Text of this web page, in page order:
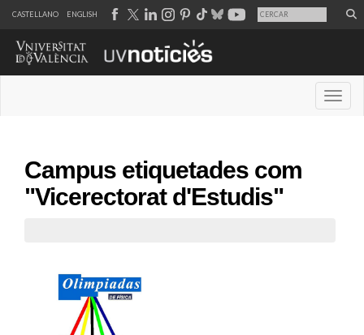
CASTELLANO ENGLISH
Campus etiquetades com
"Vicerectorat d'Estudis"